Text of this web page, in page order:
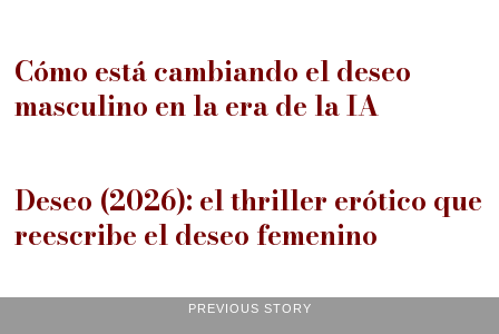
Cómo está cambiando el deseo
masculino en la era de la IA
Deseo (2026): el thriller erótico que
reescribe el deseo femenino
PREVIOUS STORY